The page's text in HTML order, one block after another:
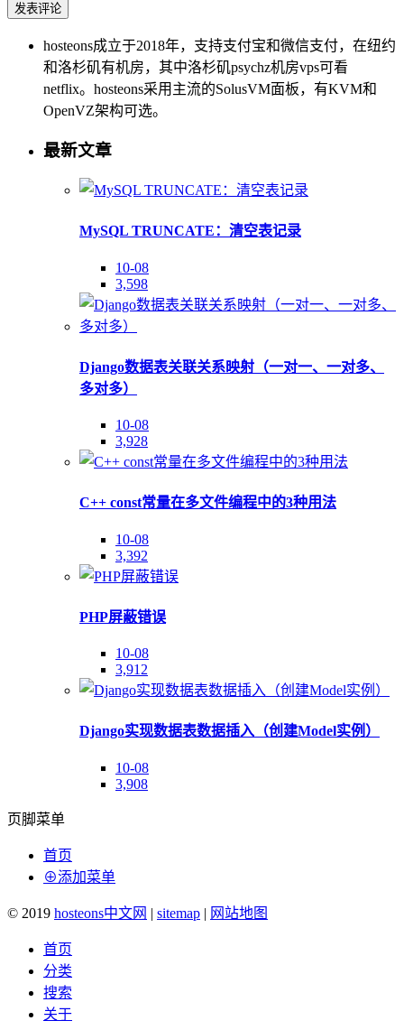
hosteons成立于2018年，支持支付宝和微信支付，在纽约
和洛杉矶有机房，其中洛杉矶psychz机房vps可看
netflix。hosteons采用主流的SolusVM面板，有KVM和
OpenVZ架构可选。
最新文章
MySQL TRUNCATE：清空表记录
10-08
3,598
Django数据表关联关系映射（一对一、一对多、
多对多）
10-08
3,928
C++ const常量在多文件编程中的3种用法
10-08
3,392
PHP屏蔽错误
10-08
3,912
Django实现数据表数据插入（创建Model实例）
10-08
3,908
页脚菜单
首页
⊕添加菜单
© 2019 hosteons中文网 | sitemap | 网站地图
首页
分类
搜索
关于